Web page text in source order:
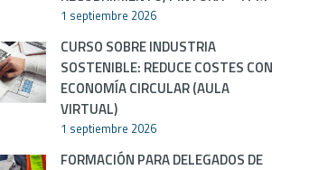
1 septiembre 2026
CURSO SOBRE INDUSTRIA
SOSTENIBLE: REDUCE COSTES CON
ECONOMÍA CIRCULAR (AULA
VIRTUAL)
1 septiembre 2026
FORMACIÓN PARA DELEGADOS DE